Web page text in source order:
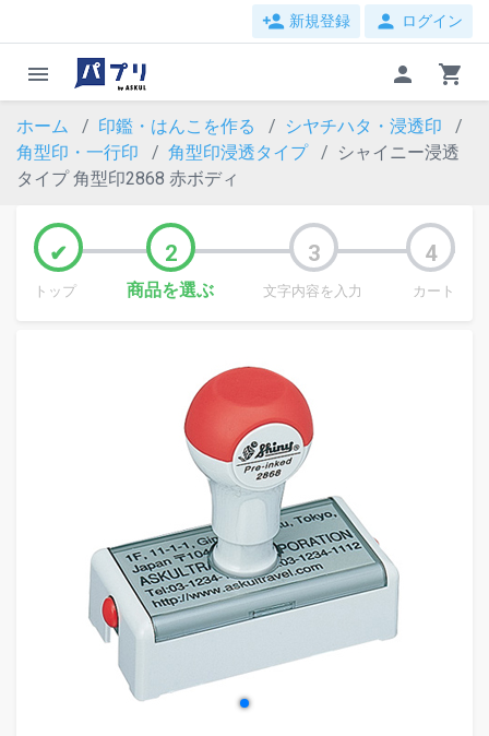
person_add 新規登録 person ログイン
menu person shopping_cart
ホーム 印鑑・はんこを作る
シヤチハタ・浸透印
角型印・一行印
角型印浸透タイプ
シャイニー浸透
タイプ 角型印2868 赤ボディ
トップ 商品を選ぶ 文字内容を入力 カート